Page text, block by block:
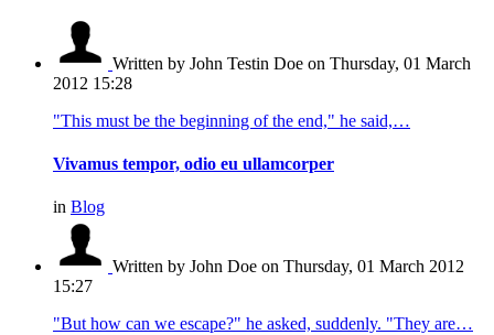
Written by John Testin Doe on Thursday, 01 March
2012 15:28
"This must be the beginning of the end," he said,…
Vivamus tempor, odio eu ullamcorper
in Blog
Written by John Doe on Thursday, 01 March 2012
15:27
"But how can we escape?" he asked, suddenly. "They are…